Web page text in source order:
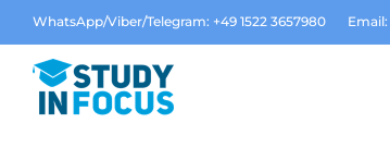
WhatsApp/Viber/Telegram: +49 1522 3657980 Email: